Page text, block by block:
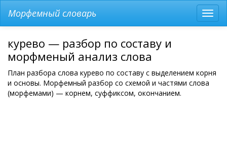
меню
Морфемный словарь
курево — разбор по составу и
морфменый анализ слова
План разбора слова курево по составу с выделением корня
и основы. Морфемный разбор со схемой и частями слова
(морфемами) — корнем, суффиксом, окончанием.